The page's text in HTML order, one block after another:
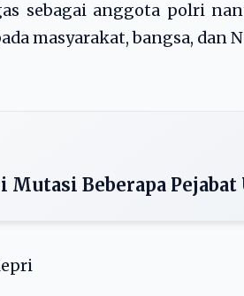
sebagai anggota polri
masyarakat, bangsa, dan
Mutasi Beberapa Pejabat